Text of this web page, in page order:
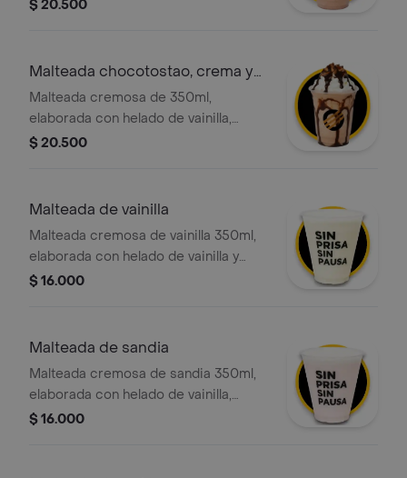
$ 20.500
Malteada chocotostao, crema y
adición
Malteada cremosa de 350ml,
elaborada con helado de vainilla,
leche deslactosada y trozos nuestro
chocolate
$ 20.500
Malteada de vainilla
Malteada cremosa de vainilla 350ml,
elaborada con helado de vainilla y
leche deslactosada, con la opción de
$ 16.000
Malteada de sandia
Malteada cremosa de sandia 350ml,
elaborada con helado de vainilla,
leche deslactosada y nuestro
$ 16.000